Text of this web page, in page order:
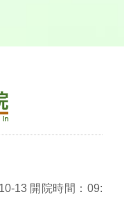
13 開院時間：09: